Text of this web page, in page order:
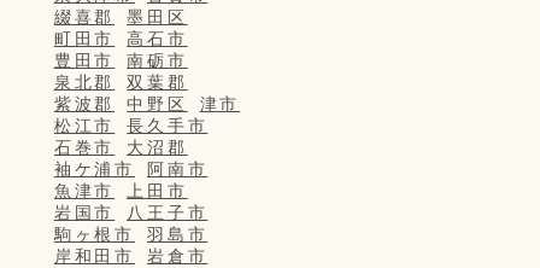
綴喜郡
墨田区
町田市
高石市
豊田市
南砺市
泉北郡
双葉郡
紫波郡
中野区
津市
松江市
長久手市
石巻市
大沼郡
袖ケ浦市
阿南市
魚津市
上田市
岩国市
八王子市
駒ヶ根市
羽島市
岸和田市
岩倉市